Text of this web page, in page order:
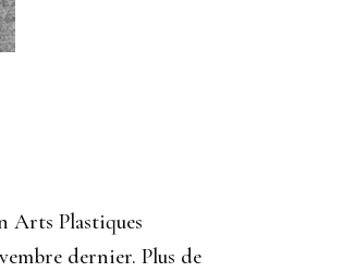
Arts Plastiques
dernier. Plus de